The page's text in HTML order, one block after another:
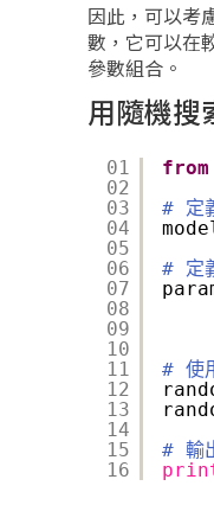
因此，可以考
數，它可以在
參數組合。
用隨機搜
01
02
03
04
05
06
07
08
09
10
11
12
13
14
15
16
from
# 定
# 定
# 使
# 輸